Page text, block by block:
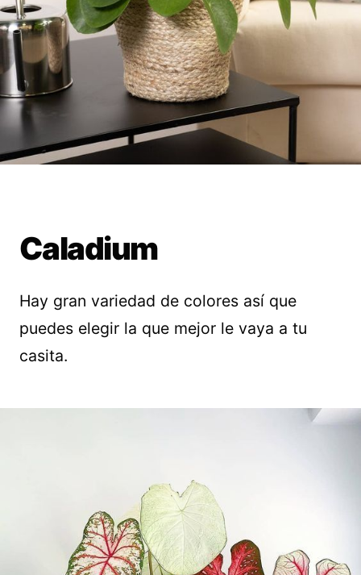
Caladium
Hay gran variedad de colores así que
puedes elegir la que mejor le vaya a tu
casita.